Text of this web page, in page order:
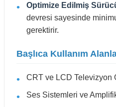
Optimize Edilmiş
devresi sayesinde
gerektirir.
Başlıca Kullanım
CRT ve LCD Televizyon
Ses Sistemleri ve